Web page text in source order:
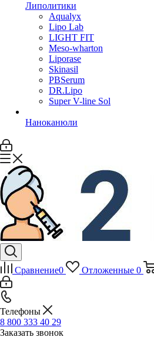
Липолитики
Aqualyx
Lipo Lab
LIGHT FIT
Meso-wharton
Liporase
Skinasil
PBSerum
DR.Lipo
Super V-line Sol
Наноканюли
Сравнение0 Отложенные 0
Телефоны
8 800 333 40 29
Заказать звонок